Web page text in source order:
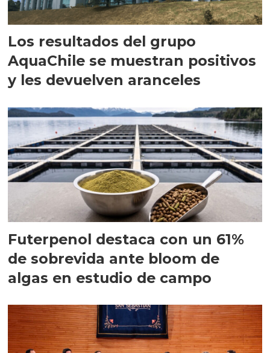
Los resultados del grupo
AquaChile se muestran positivos
y les devuelven aranceles
Futerpenol destaca con un 61%
de sobrevida ante bloom de
algas en estudio de campo